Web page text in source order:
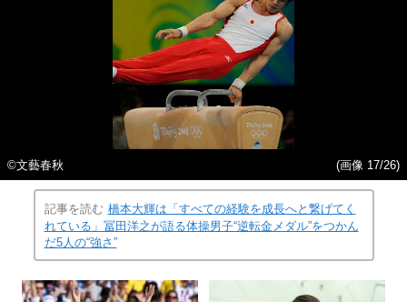
©文藝春秋 (画像 17/26)
記事を読む 橋本大輝は「すべての経験を成長へと繋げてく
れている」冨田洋之が語る体操男子“逆転金メダル”をつかん
だ5人の“強さ”